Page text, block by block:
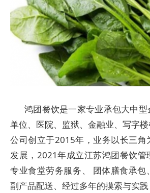
鸿团餐饮是一家专业承包大中
单位、医院、监狱、金融业、写字楼
公司创立于2015年，业务以长三角
发展，2021年成立江苏鸿团餐饮管
专业食堂劳务服务、 团体膳食承包
副产品配送、经过多年的摸索与实践